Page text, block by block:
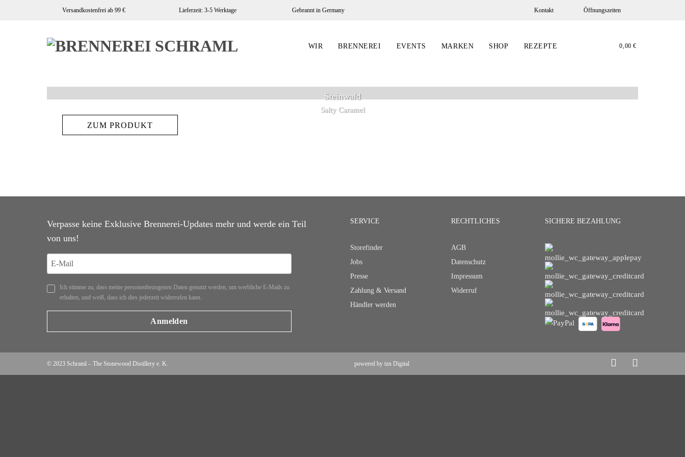
Versandkostenfrei ab 99 € Lieferzeit: 3-5 Werktage Gebrannt in Germany Kontakt Öffnungszeiten
WIR BRENNEREI EVENTS MARKEN SHOP REZEPTE 0,00€
Steinwald
Salty Caramel
ZUM PRODUKT
Verpasse keine Exklusive Brennerei-Updates mehr und werde ein Teil
von uns!
Ich stimme zu, dass meine personenbezogenen Daten genutzt werden, um werbliche E-Mails zu
erhalten, und weiß, dass ich dies jederzeit widerrufen kann.
Anmelden
SERVICE
Storefinder
Jobs
Presse
Zahlung & Versand
Händler werden
RECHTLICHES
AGB
Datenschutz
Impressum
Widerruf
SICHERE BEZAHLUNG
© 2023 Schraml – The Stonewood Distillery e. K. powered by tzn Digital